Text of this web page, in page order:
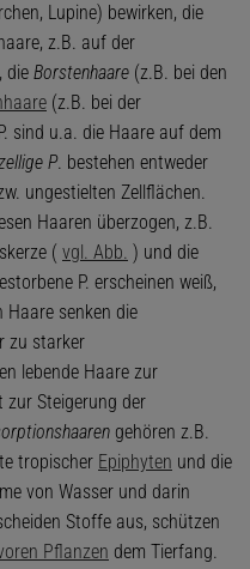
Lupine) bewirken, die
z.B. auf der
die Borstenhaare (z.B. bei den
(z.B. bei der
sind u.a. die Haare auf dem
P. bestehen entweder
ungestielten Zellflächen.
Haaren überzogen, z.B.
( vgl. Abb. ) und die
P. erscheinen weiß,
senken die
zu starker
lebende Haare zur
zur Steigerung der
gehören z.B.
tropischer Epiphyten und die
von Wasser und darin
Stoffe aus, schützen
Pflanzen dem Tierfang.